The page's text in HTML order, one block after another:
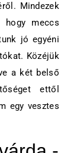
Mindezek
hogy meccs
jó egyéni
Közéjük
a két belső
ettől
egy vesztes